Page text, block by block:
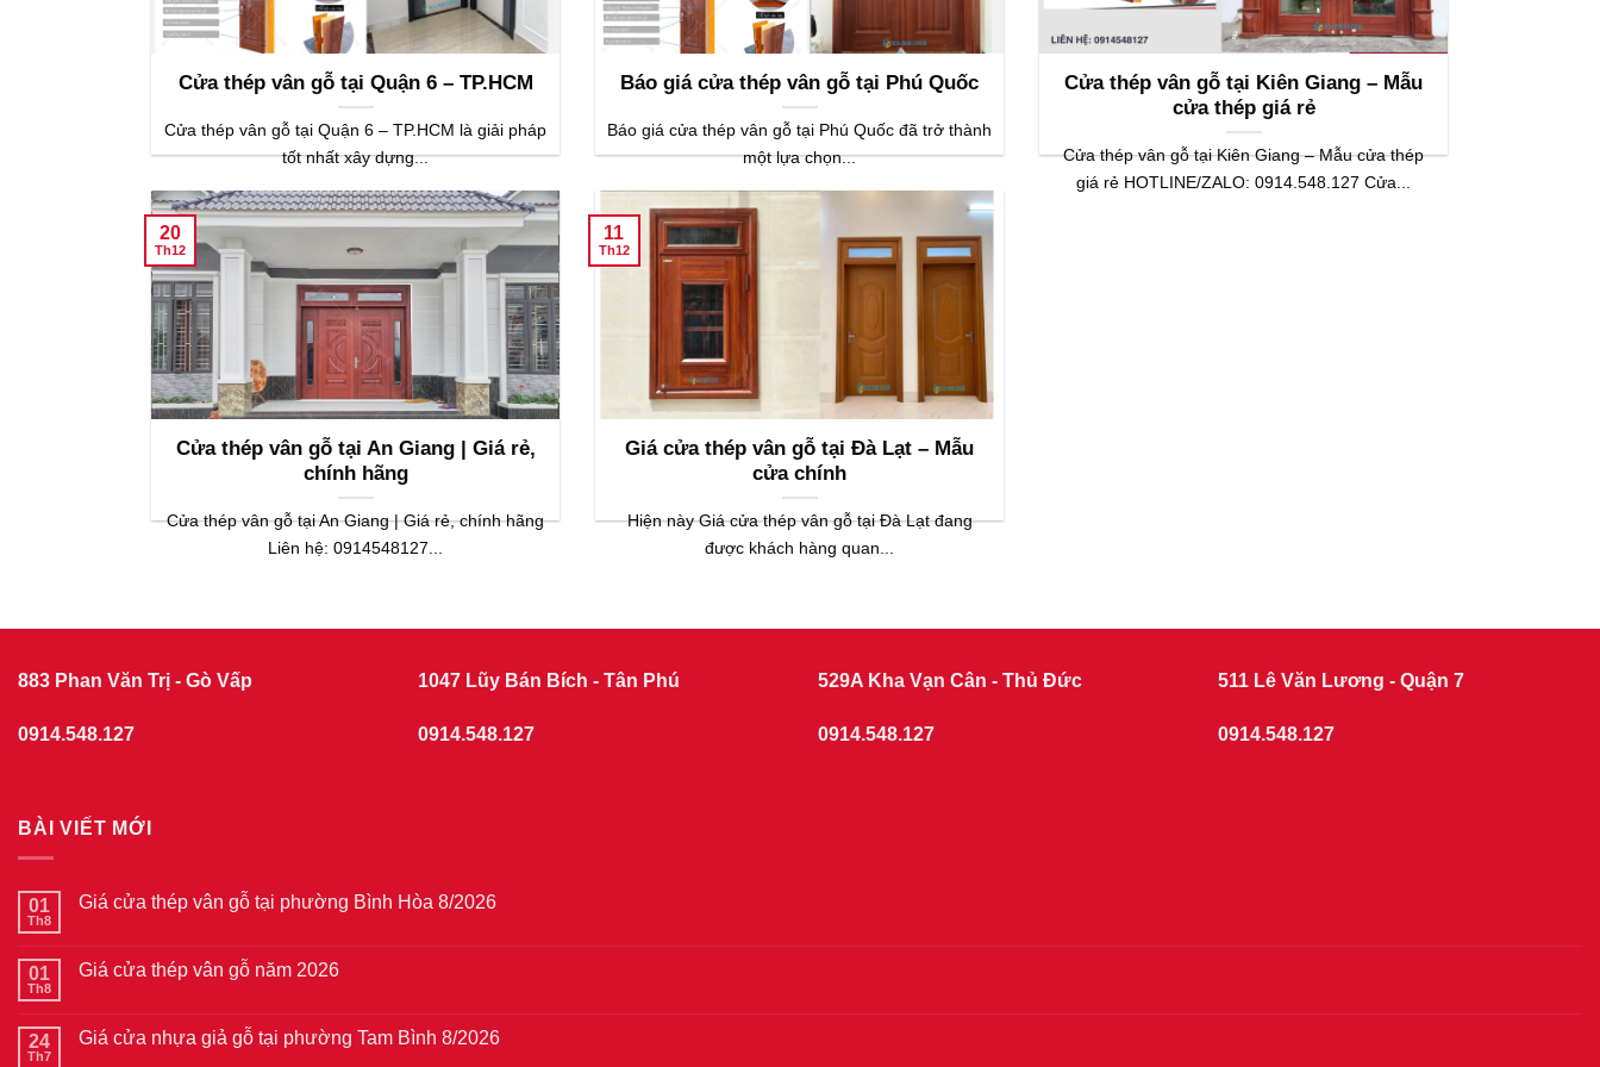
Cửa thép vân gỗ tại Quận 6 – TP.HCM
Cửa thép vân gỗ tại Quận 6 – TP.HCM là giải pháp
tốt nhất xây dựng...
Báo giá cửa thép vân gỗ tại Phú Quốc
Báo giá cửa thép vân gỗ tại Phú Quốc đã trở thành
một lựa chọn...
Cửa thép vân gỗ tại Kiên Giang – Mẫu
cửa thép giá rẻ
Cửa thép vân gỗ tại Kiên Giang – Mẫu cửa thép
giá rẻ HOTLINE/ZALO: 0914.548.127 Cửa...
Cửa thép vân gỗ tại An Giang | Giá rẻ,
chính hãng
Cửa thép vân gỗ tại An Giang | Giá rẻ, chính hãng
Liên hệ: 0914548127...
20
Th12
Giá cửa thép vân gỗ tại Đà Lạt – Mẫu
cửa chính
Hiện này Giá cửa thép vân gỗ tại Đà Lạt đang
được khách hàng quan...
11
Th12
883 Phan Văn Trị - Gò Vấp
0914.548.127
1047 Lũy Bán Bích - Tân Phú
0914.548.127
529A Kha Vạn Cân - Thủ Đức
0914.548.127
511 Lê Văn Lương - Quận 7
0914.548.127
BÀI VIẾT MỚI
01
Th8
Giá cửa thép vân gỗ tại phường Bình Hòa 8/2026
luận
thép
vân
01
Th8
Giá cửa thép vân gỗ năm 2026
luận
24
Th7
Giá cửa nhựa giả gỗ tại phường Tam Bình 8/2026